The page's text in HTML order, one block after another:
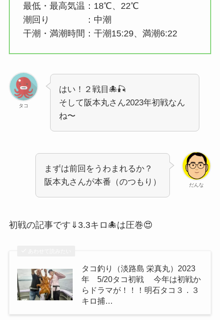
最低・最高気温：18℃、22℃
潮回り ：中潮
干潮・満潮時間：干潮15:29、満潮6:22
タコ
はい！２戦目🐙🎣
そして阪本丸さん2023年初戦なん
ね〜
だんな
まずは前回をうわまれるか？
阪本丸さんが本番（のつもり）
初戦の記事です⇓3.3キロ🐙は圧巻😍
タコ釣り（淡路島 栄真丸）2023
年 5/20タコ初戦 今年は初戦か
らドラマが！！！明石タコ３．３
キロ捕…